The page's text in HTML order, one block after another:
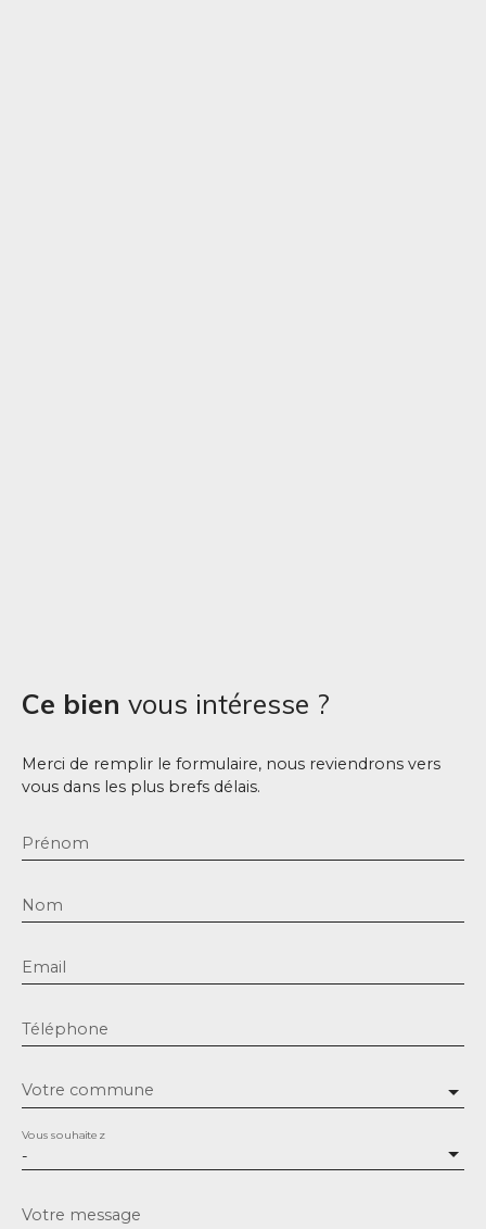
Ce bien vous intéresse ?
Merci de remplir le formulaire, nous reviendrons vers
vous dans les plus brefs délais.
Prénom
Nom
Email
Téléphone
Votre commune
-
Vous souhaitez
Votre message